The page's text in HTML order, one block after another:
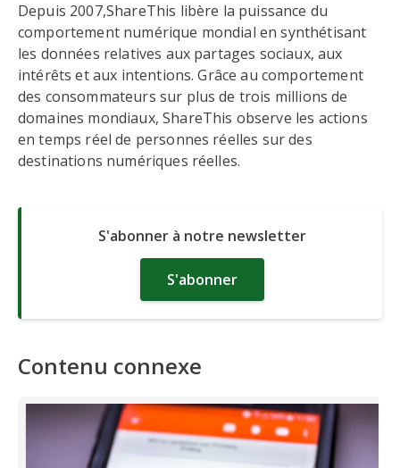
Depuis 2007,ShareThis libère la puissance du
comportement numérique mondial en synthétisant
les données relatives aux partages sociaux, aux
intérêts et aux intentions. Grâce au comportement
des consommateurs sur plus de trois millions de
domaines mondiaux, ShareThis observe les actions
en temps réel de personnes réelles sur des
destinations numériques réelles.
S'abonner à notre newsletter
S'abonner
Contenu connexe